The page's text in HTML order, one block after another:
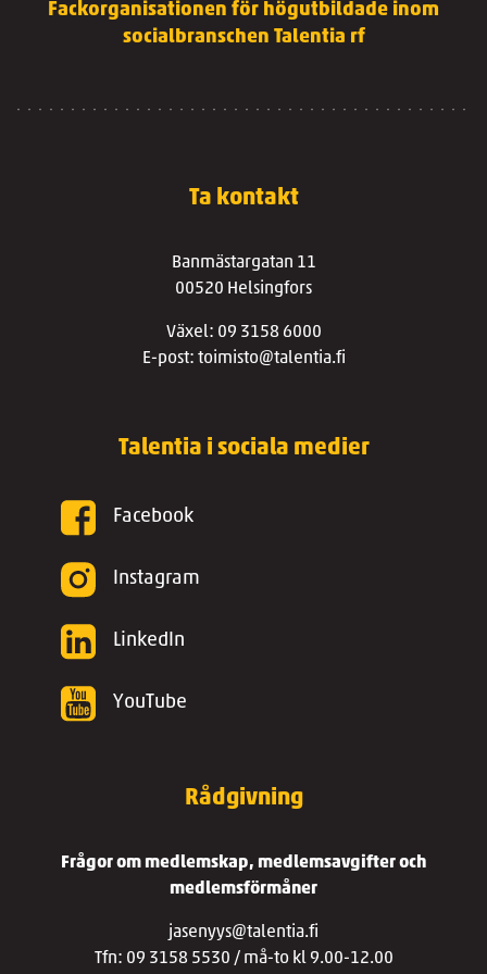
Fackorganisationen för högutbildade inom
socialbranschen Talentia rf
Ta kontakt
Banmästargatan 11
00520 Helsingfors
Växel: 09 3158 6000
E-post: toimisto@talentia.fi
Talentia i sociala medier
Facebook
Instagram
LinkedIn
YouTube
Rådgivning
Frågor om medlemskap, medlemsavgifter och
medlemsförmåner
jasenyys@talentia.fi
Tfn: 09 3158 5530 / må-to kl 9.00-12.00